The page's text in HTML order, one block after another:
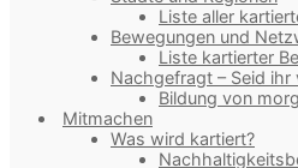
Liste aller
Bewegungen und
Liste kartierter
Nachgefragt – Seid ihr
Bildung von
Mitmachen
Was wird kartiert?